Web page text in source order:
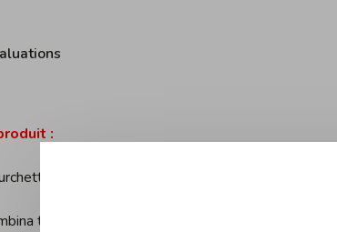
:
pour huîtres et moules. Excellent achat
tente d'introduire une interprétation incisive et